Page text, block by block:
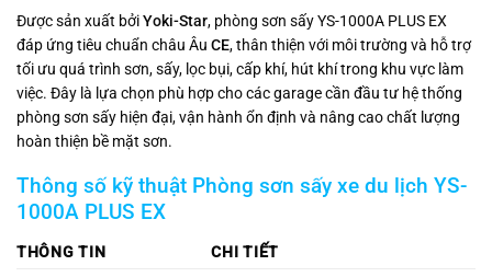
Được sản xuất bởiYoki-Star, phòng sơn sấy YS-1000A PLUS EX
đáp ứng tiêu chuẩn châu Âu CE, thân thiện với môi trường và hỗ trợ
tối ưu quá trình sơn, sấy, lọc bụi, cấp khí, hút khí trong khu vực làm
việc. Đây là lựa chọn phù hợp cho các garage cần đầu tư hệ thống
phòng sơn sấy hiện đại, vận hành ổn định và nâng cao chất lượng
hoàn thiện bề mặt sơn.
Thông số kỹ thuật Phòng sơn sấy xe du lịch YS-
1000A PLUS EX
THÔNG TIN
CHI TIẾT